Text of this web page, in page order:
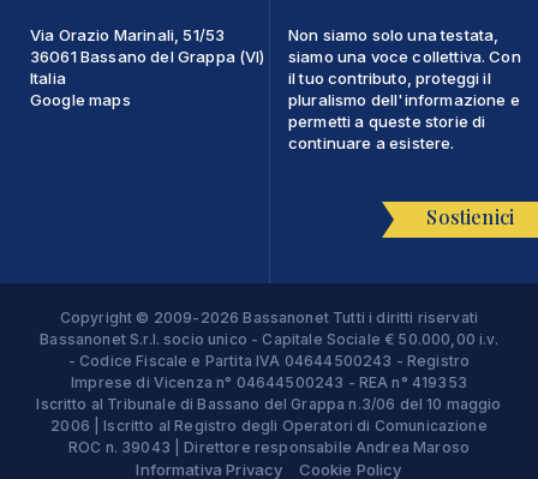
Via Orazio Marinali, 51/53
36061 Bassano del Grappa (VI)
Italia
Google maps
Non siamo solo una testata,
siamo una voce collettiva. Con
il tuo contributo, proteggi il
pluralismo dell'informazione e
permetti a queste storie di
continuare a esistere.
Sostienici
Copyright © 2009-2026 Bassanonet Tutti i diritti riservati
Bassanonet S.r.l. socio unico - Capitale Sociale € 50.000,00 i.v.
- Codice Fiscale e Partita IVA 04644500243 - Registro
Imprese di Vicenza n° 04644500243 - REA n° 419353
Iscritto al Tribunale di Bassano del Grappa n.3/06 del 10 maggio
2006 | Iscritto al Registro degli Operatori di Comunicazione
ROC n. 39043 | Direttore responsabile Andrea Maroso
Informativa Privacy Cookie Policy